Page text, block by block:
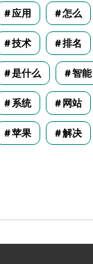
应用 怎么
技术 排名
是什么 智能
系统 网站
苹果 解决